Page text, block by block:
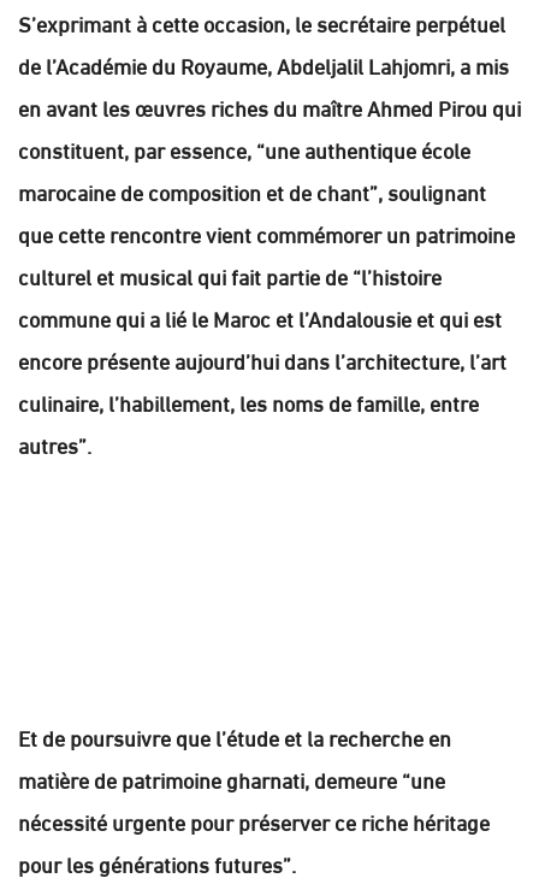
S’exprimant à cette occasion, le secrétaire perpétuel
de l’Académie du Royaume, Abdeljalil Lahjomri, a mis
en avant les œuvres riches du maître Ahmed Pirou qui
constituent, par essence, “une authentique école
marocaine de composition et de chant”, soulignant
que cette rencontre vient commémorer un patrimoine
culturel et musical qui fait partie de “l’histoire
commune qui a lié le Maroc et l’Andalousie et qui est
encore présente aujourd’hui dans l’architecture, l’art
culinaire, l’habillement, les noms de famille, entre
autres”.
Et de poursuivre que l’étude et la recherche en
matière de patrimoine gharnati, demeure “une
nécessité urgente pour préserver ce riche héritage
pour les générations futures”.